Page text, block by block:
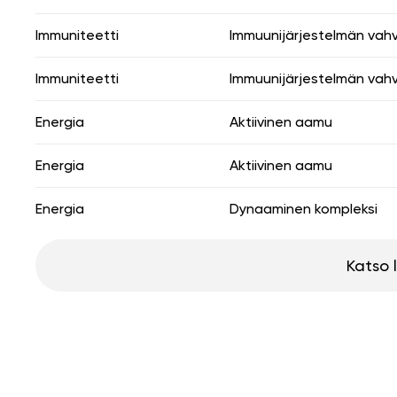
Immuniteetti Immuunijärjestelmän
Immuniteetti Immuunijärjestelmän
Energia Aktiivinen aamu
Energia Aktiivinen aamu
Energia Dynaaminen kompleksi
Katso